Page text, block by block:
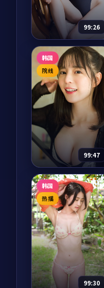
反转与人物成长展
开，整体节奏紧凑，
值得推荐观看。
60,972 6.2 动作
99:26
风暴密令·典藏
电视剧 2024
主演：刘亦菲、黄渤
等
风暴密令·典藏是一
部以战争为核心的影
视作品，围绕危机、
反转与人物成长展
开，整体节奏紧凑，
值得推荐观看。
10,298 9.1 战争
韩国
院线
99:47
焚城倒计时
电影 2024
主演：河正宇、木村
拓哉 等
焚城倒计时是一部以
犯罪为核心的影视作
品，围绕危机、反转
与人物成长展开，整
体节奏紧凑，值得推
荐观看。
81,686 7.0 犯罪
韩国
热播
99:30